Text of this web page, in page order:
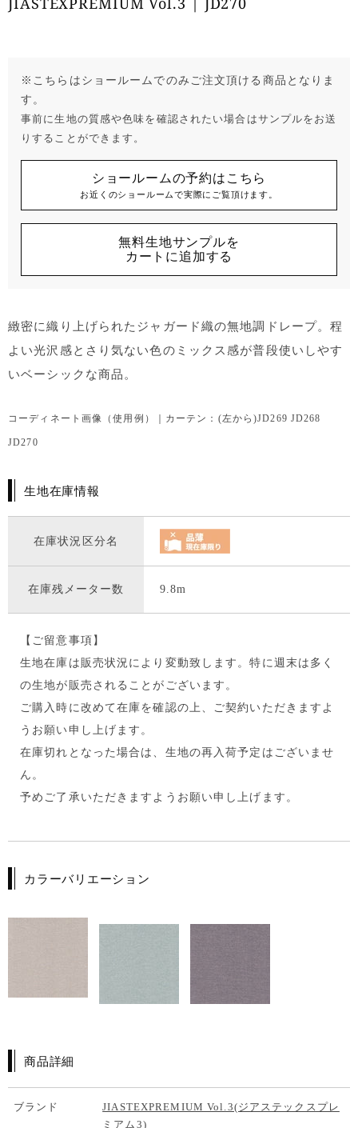
※こちらはショールームでのみご注文頂ける商品となりま
す。
事前に生地の質感や色味を確認されたい場合はサンプルをお送
りすることができます。
ショールームの予約はこちら
お近くのショールームで実際にご覧頂けます。
無料生地サンプルを
カートに追加する
緻密に織り上げられたジャガード織の無地調ドレープ。程
よい光沢感とさり気ない色のミックス感が普段使いしやす
いベーシックな商品。
コーディネート画像（使用例）｜カーテン：(左から)JD269 JD268
JD270
生地在庫情報
在庫状況区分名
在庫残メーター数 9.8m
【ご留意事項】
生地在庫は販売状況により変動致します。特に週末は多く
の生地が販売されることがございます。
ご購入時に改めて在庫を確認の上、ご契約いただきますよ
うお願い申し上げます。
在庫切れとなった場合は、生地の再入荷予定はございませ
ん。
予めご了承いただきますようお願い申し上げます。
カラーバリエーション
商品詳細
ブランド
JIASTEXPREMIUM Vol.3(ジアステックスプレ
ミアム3)